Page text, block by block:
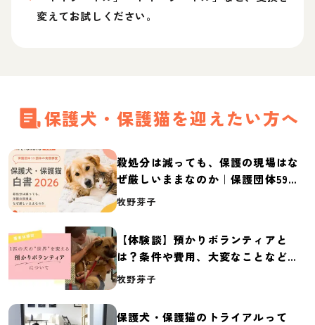
変えてお試しください。
保護犬・保護猫を迎えたい方へ
殺処分は減っても、保護の現場はな
ぜ厳しいままなのか｜保護団体59団
体の実態調査【保護犬・保護猫白書
牧野芽子
【体験談】預かりボランティアと
は？条件や費用、大変なことなど紹
介
牧野芽子
保護犬・保護猫のトライアルって